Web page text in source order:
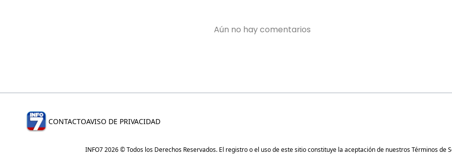
CONTACTOAVISO DE PRIVACIDAD
INFO7 2026 © Todos los Derechos Reservados. El registro o el uso de este sitio constituye la aceptación de nuestrosTérminos de